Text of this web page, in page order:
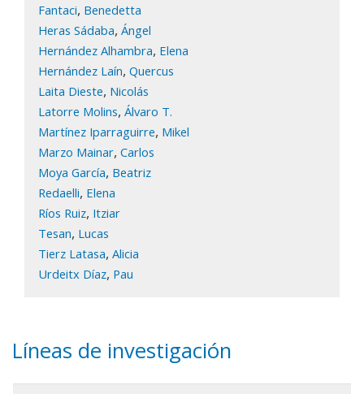
Fantaci, Benedetta
Heras Sádaba,Ángel
Hernández Alhambra, Elena
Hernández Laín,Quercus
Laita Dieste, Nicolás
Latorre Molins,Álvaro T.
Martínez Iparraguirre, Mikel
Marzo Mainar,Carlos
Moya García, Beatriz
Redaelli, Elena
Ríos Ruiz, Itziar
Tesan, Lucas
Tierz Latasa,Alicia
Urdeitx Díaz, Pau
Líneas de investigación